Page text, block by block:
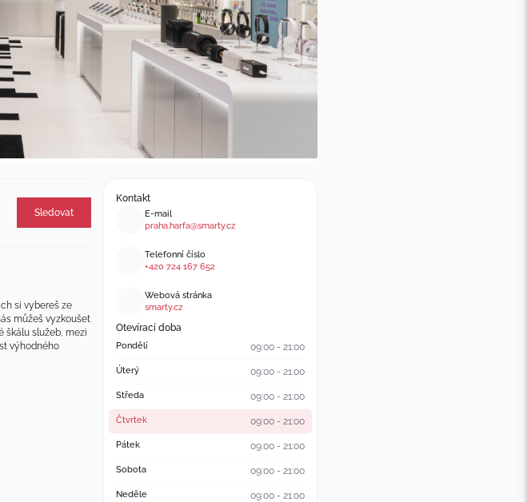
Sledovat
si vybereš ze
můžeš vyzkoušet
škálu služeb, mezi
výhodného
Kontakt
E-mail
praha.harfa@smarty.cz
Telefonní číslo
+420 724 167 652
Webová stránka
smarty.cz
Otevírací doba
Pondělí 09:00 - 21:00
Úterý 09:00 - 21:00
Středa 09:00 - 21:00
Čtvrtek 09:00 - 21:00
Pátek 09:00 - 21:00
Sobota 09:00 - 21:00
Neděle 09:00 - 21:00